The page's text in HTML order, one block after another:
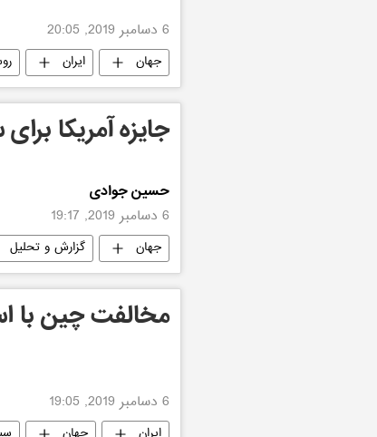
6 دسامبر 2019, 20:05
جهان ایران
جایزه آمریکا
حسین جوادی
6 دسامبر 2019, 19:17
جهان گزارش و تحلیل
مخالفت چین با
6 دسامبر 2019, 19:05